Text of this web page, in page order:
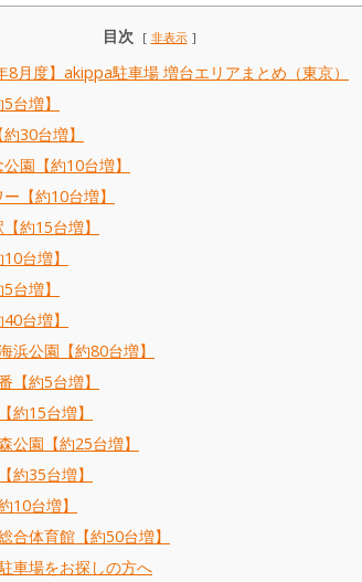
目次 非表示
8月度】akippa駐車場 増台エリアまとめ（東京）
台増】
30台増】
園【約10台増】
【約10台増】
約15台増】
台増】
台増】
台増】
浜公園【約80台増】
【約5台増】
約15台増】
公園【約25台増】
約35台増】
10台増】
合体育館【約50台増】
車場をお探しの方へ